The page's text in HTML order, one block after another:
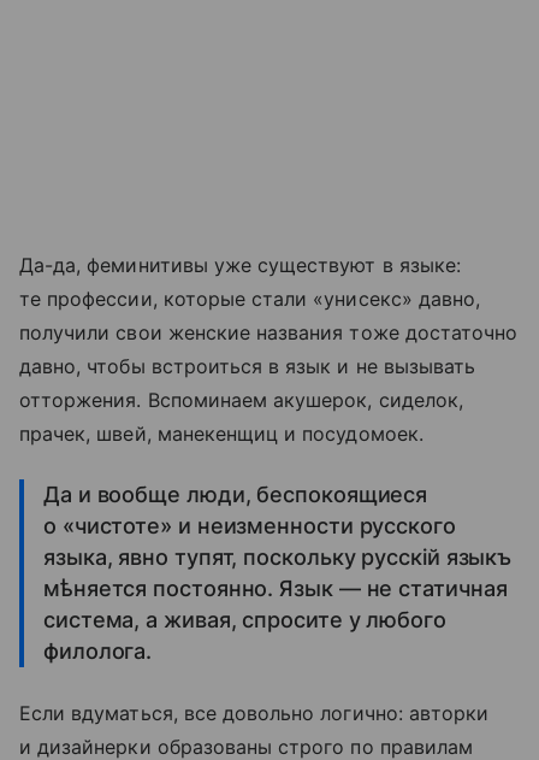
Да-да, феминитивы уже существуют в языке:
те профессии, которые стали «унисекс» давно,
получили свои женские названия тоже достаточно
давно, чтобы встроиться в язык и не вызывать
отторжения. Вспоминаем акушерок, сиделок,
прачек, швей, манекенщиц и посудомоек.
Да и вообще люди, беспокоящиеся
о «чистоте» и неизменности русского
языка, явно тупят, поскольку русскій языкъ
мѣняется постоянно. Язык — не статичная
система, а живая, спросите у любого
филолога.
Если вдуматься, все довольно логично: авторки
и дизайнерки образованы строго по правилам